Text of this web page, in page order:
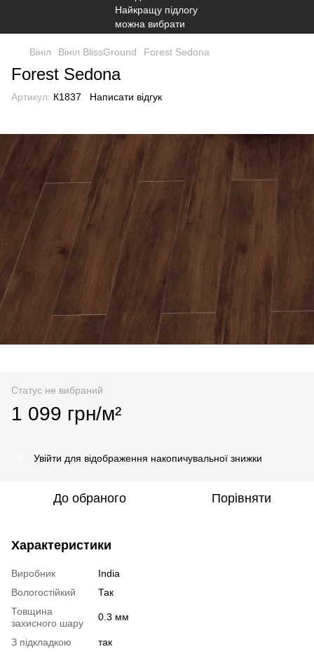
Вініл Вініл BlissGround Forest Sedona
Forest Sedona
Артикул: К1837 Написати відгук
Статус не вибраний
1 099 грн/м²
Увійти для відображення накопичувальної знижки
До обраного Порівняти
Характеристики
Виробник
India
Вологостійкий
Так
Товщина
захисного шару
0.3 мм
З підкладкою
так